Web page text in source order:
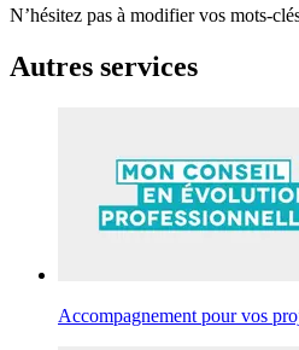
N’hésitez pas à modifier vos mots-
Autres services
Accompagnement pour vos